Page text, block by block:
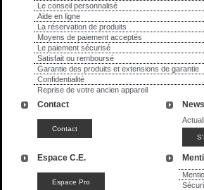
Le conseil personnalisé
Aide en ligne
La réservation de produits
Moyens de paiement acceptés
Le paiement sécurisé
Satisfait ou remboursé
Garantie des produits et extensions de garantie
Confidentialité
Reprise de votre ancien appareil
Contact
Espace C.E.